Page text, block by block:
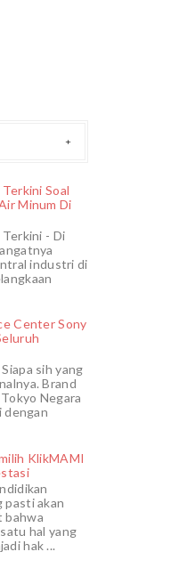
Soal
Minum Di
- Di
industri di
Center Sony
sih yang
Brand
Negara
dengan
KlikMAMI
pasti akan
bahwa
hal yang
hak ...